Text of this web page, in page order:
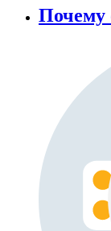
Почему